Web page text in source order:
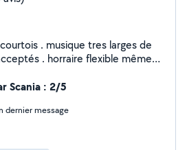
. musique tres larges de
Scania : 2/5
dernier message